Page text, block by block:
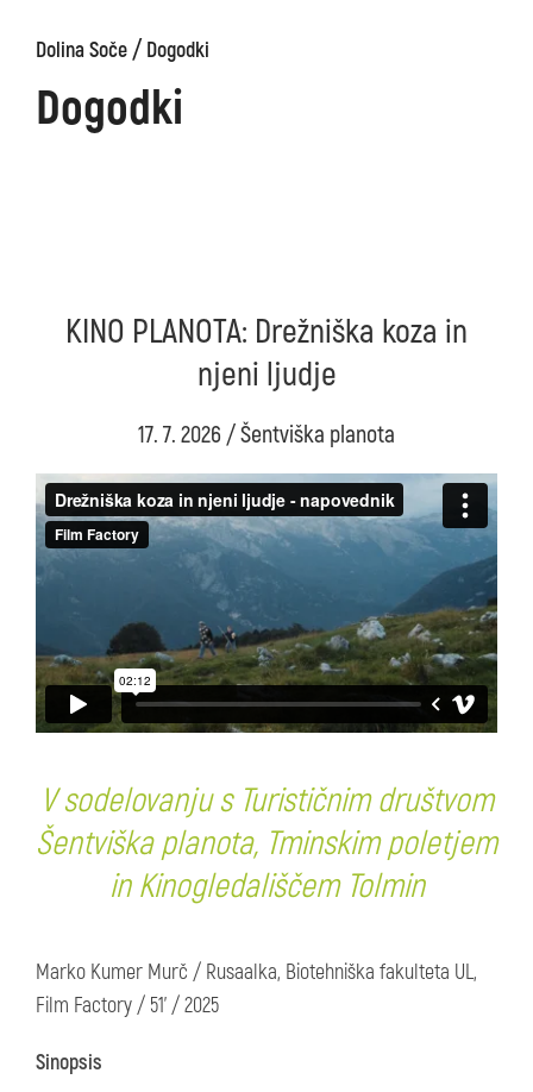
Dolina Soče/Dogodki
Dogodki
KINO PLANOTA: Drežniška koza in
njeni ljudje
17. 7. 2026 / Šentviška planota
V sodelovanju s Turističnim društvom
Šentviška planota, Tminskim poletjem
in Kinogledališčem Tolmin
Marko Kumer Murč / Rusaalka, Biotehniška fakulteta UL,
Film Factory / 51’ / 2025
Sinopsis